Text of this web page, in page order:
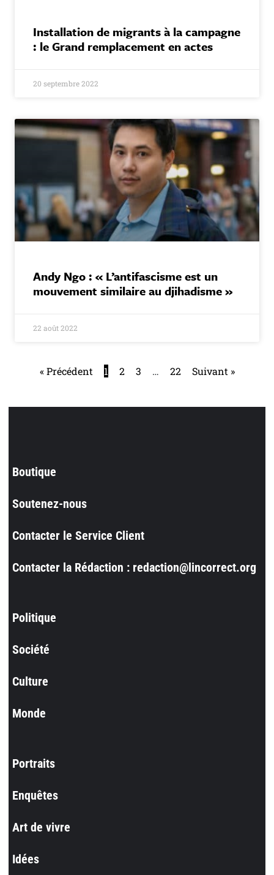
Installation de migrants à la campagne
: le Grand remplacement en actes
20 septembre 2022
Andy Ngo : « L’antifascisme est un
mouvement similaire au djihadisme »
22 août 2022
« Précédent 1 2 3 … 22 Suivant »
Boutique
Soutenez-nous
Contacter le Service Client
Contacter la Rédaction : redaction@lincorrect.org
Politique
Société
Culture
Monde
Portraits
Enquêtes
Art de vivre
Idées